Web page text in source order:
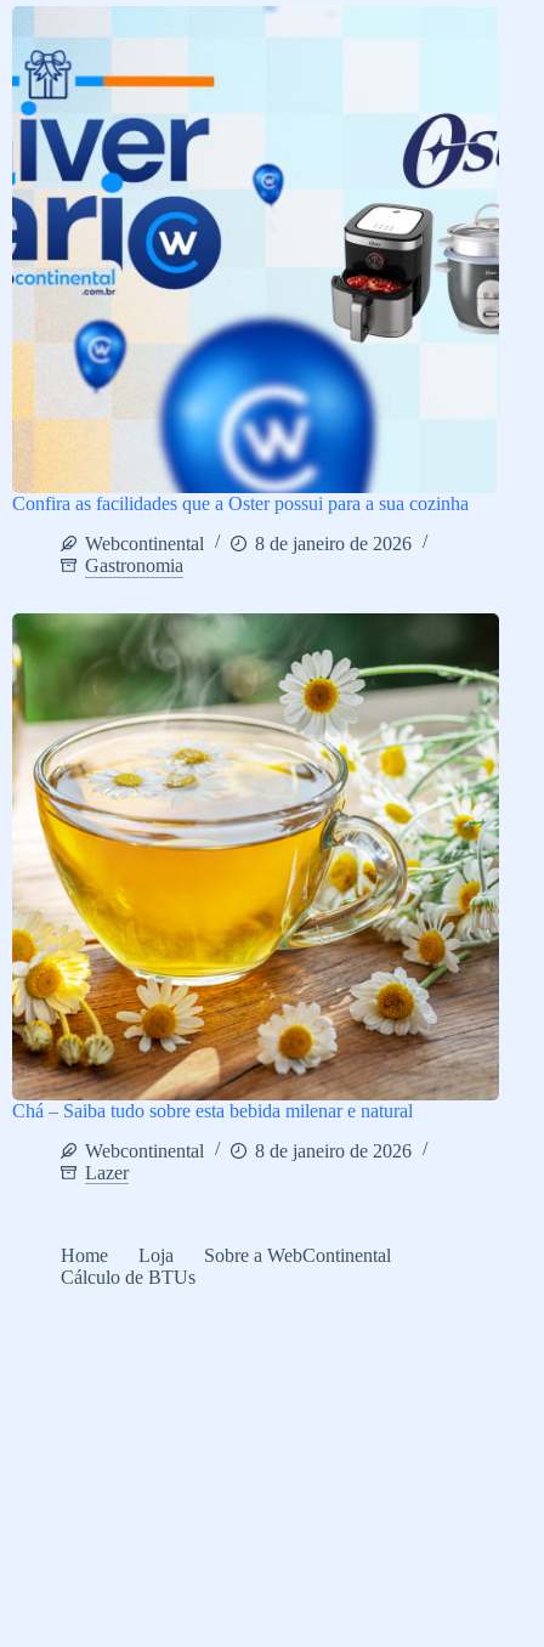
Confira as facilidades que a Oster possui para a sua cozinha
Webcontinental
8 de janeiro de 2026
Gastronomia
Chá – Saiba tudo sobre esta bebida milenar e natural
Webcontinental
8 de janeiro de 2026
Lazer
Home Loja
Sobre a WebContinental
Cálculo de BTUs